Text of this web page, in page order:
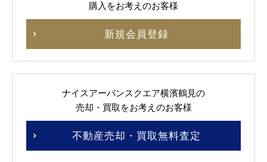
購入をお考えのお客様
新規会員登録
ナイスアーバンスクエア横濱鶴見の
売却・買取をお考えのお客様
不動産売却・買取無料査定